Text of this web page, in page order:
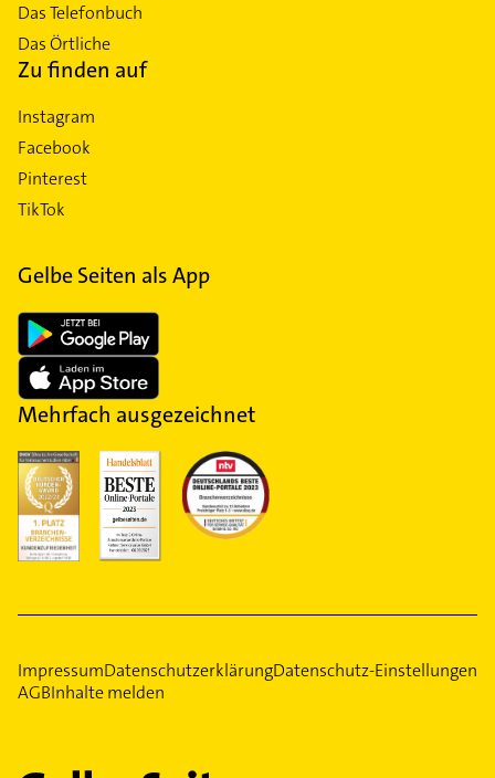
Das Telefonbuch
Das Örtliche
Zu finden auf
Instagram
Facebook
Pinterest
TikTok
Gelbe Seiten als App
Mehrfach ausgezeichnet
ImpressumDatenschutzerklärungDatenschutz-Einstellungen
AGBInhalte melden